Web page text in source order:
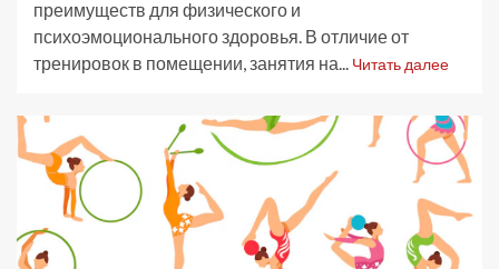
преимуществ для физического и
психоэмоционального здоровья. В отличие от
тренировок в помещении, занятия на... Читать далее